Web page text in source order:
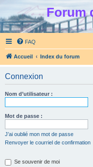
Forum
FAQ
Accueil Index du forum
Connexion
Nom d’utilisateur :
Mot de passe :
J’ai oublié mon mot de passe
Renvoyer le courriel de confirmation
Se souvenir de moi